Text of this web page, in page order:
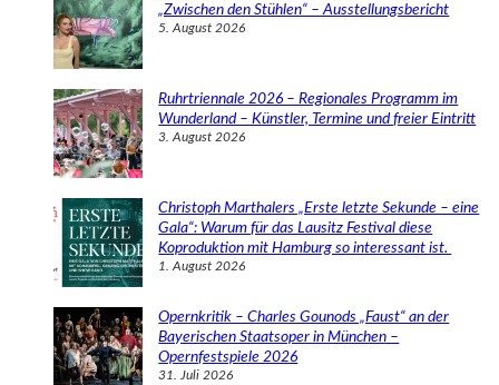
„Zwischen den Stühlen“ – Ausstellungsbericht
5. August 2026
Ruhrtriennale 2026 – Regionales Programm im
Wunderland – Künstler, Termine und freier Eintritt
3. August 2026
Christoph Marthalers „Erste letzte Sekunde – eine
Gala“: Warum für das Lausitz Festival diese
Koproduktion mit Hamburg so interessant ist.
1. August 2026
Opernkritik – Charles Gounods „Faust“ an der
Bayerischen Staatsoper in München –
Opernfestspiele 2026
31. Juli 2026